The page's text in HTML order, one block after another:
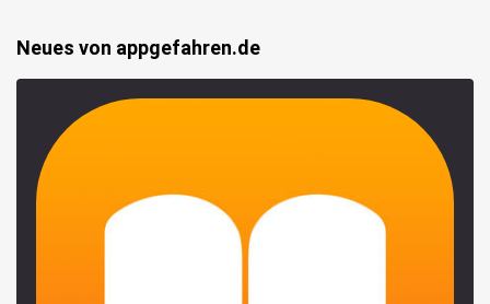
Neues von appgefahren.de